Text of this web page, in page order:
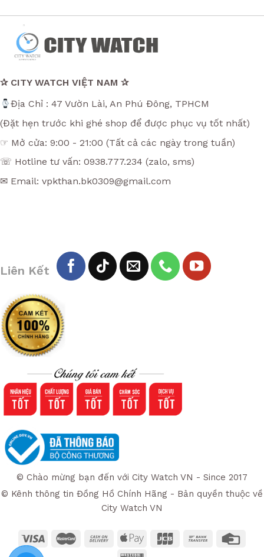
✰ CITY WATCH VIỆT NAM ✰
Địa Chỉ : 47 Vườn Lài, An Phú Đông, TPHCM
(Đặt hẹn trước khi ghé shop để được phục vụ tốt nhất)
☞ Mở cửa: 9:00 - 21:00 (Tất cả các ngày trong tuần)
☏ Hotline tư vấn: 0938.777.234 (zalo, sms)
✉ Email: vpkthan.bk0309@gmail.com
Liên Kết
© Chào mừng bạn đến với City Watch VN - Since 2017
© Kênh thông tin Đồng Hồ Chính Hãng - Bản quyền thuộc về
City Watch VN